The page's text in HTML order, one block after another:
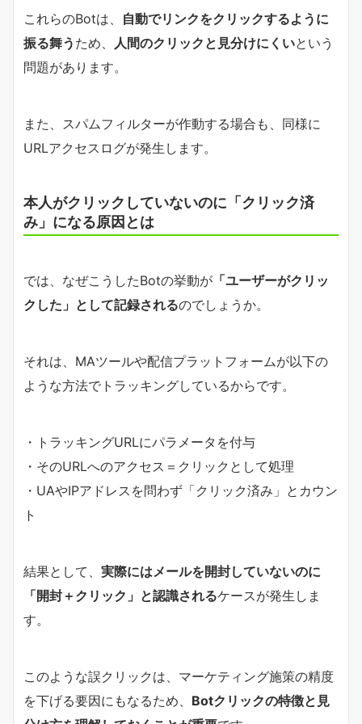
これらのBotは、 自動でリンクをクリックするように
振る舞う ため、 人間のクリックと見分けにくいという
問題があります。
また、スパムフィルターが作動する場合も、同様に
URLアクセスログが発生します。
本人がクリックしていないのに「クリック済
み」になる原因とは
では、なぜこうしたBotの挙動が 「ユーザーがクリッ
クした」として記録されるのでしょうか。
それは、MAツールや配信プラットフォームが以下の
ような方法でトラッキングしているからです。
・トラッキングURLにパラメータを付与
・そのURLへのアクセス＝クリックとして処理
・UAやIPアドレスを問わず「クリック済み」とカウン
ト
結果として、 実際にはメールを開封していないのに
「開封＋クリック」と認識されるケースが発生しま
す。
このような誤クリックは、マーケティング施策の精度
を下げる要因にもなるため、 Botクリックの特徴と見